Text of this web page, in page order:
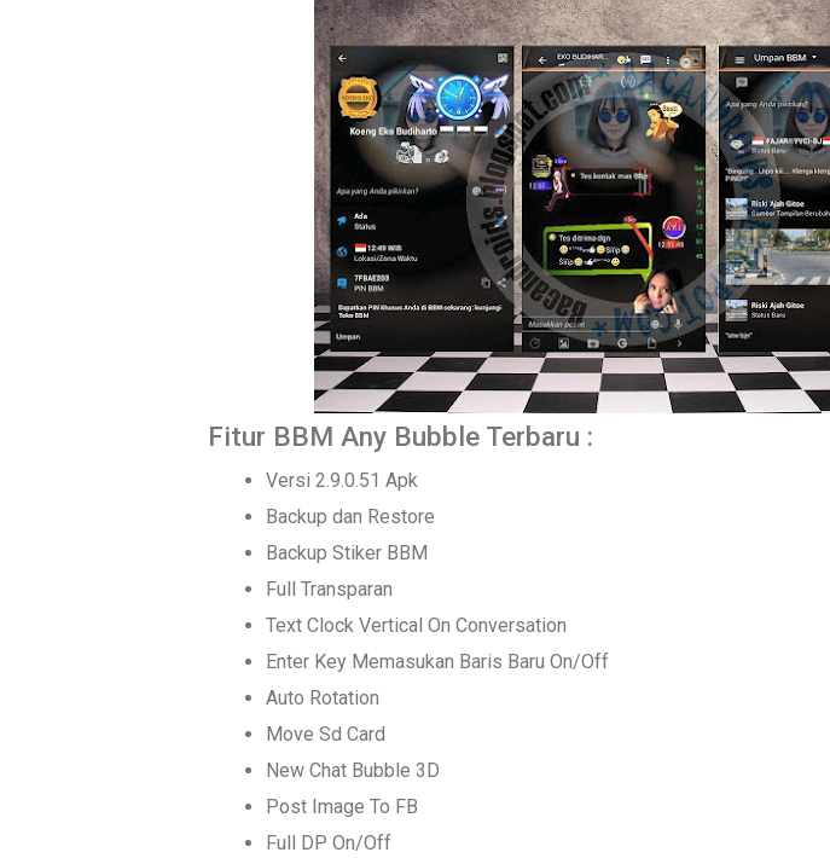
Fitur BBM Any Bubble Terbaru :
Versi 2.9.0.51 Apk
Backup dan Restore
Backup Stiker BBM
Full Transparan
Text Clock Vertical On Conversation
Enter Key Memasukan Baris Baru On/Off
Auto Rotation
Move Sd Card
New Chat Bubble 3D
Post Image To FB
Full DP On/Off